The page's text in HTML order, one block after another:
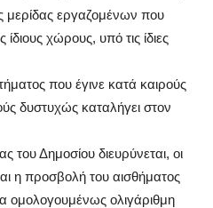
μερίδας εργαζομένων που
χώρους, υπό τις ίδιες
που έγινε κατά καιρούς
δυστυχώς καταλήγει στον
του Δημοσίου διευρύνεται, οι
η προσβολή του αισθήματος
ομολογουμένως ολιγάριθμη